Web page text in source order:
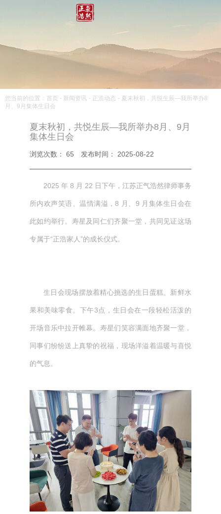
您当前的位置：首页 - 新闻资讯 - 正浩动态 - 夏末秋初，共悦生辰—我所举办8
月、9月集体生日会
夏末秋初，共悦生辰—我所举办8月、9月
集体生日会
浏览次数： 65 发布时间： 2025-08-22
2025 年 8 月 22 日下午，江苏正气浩然律师事务
所内欢声笑语、温情满溢，8 月、9 月集体生日会在
此如约举行。寿星及同仁们齐聚一堂，共同见证这场
专属于“正浩家人”的成长仪式。
生日会现场摆放着精心挑选的生日蛋糕、新鲜水
果和美味零食。下午3点，生日会在一段轻松活泼的
开场音乐中拉开帷幕。寿星们笑容满面地齐聚一堂，
同事们纷纷送上真挚的祝福，现场洋溢着温暖与喜悦
的气息。